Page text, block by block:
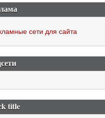
сети для сайта
title